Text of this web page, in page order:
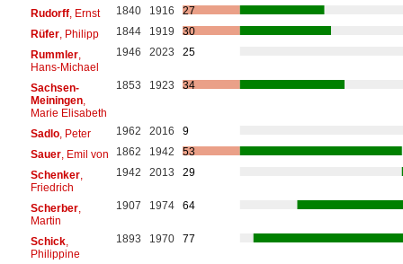
Rudorff, Ernst 1840 1916
27
Rüfer, Philipp 1844 1919
30
Rummler,
Hans-Michael
1946 2023 25
Sachsen-
Meiningen,
Marie Elisabeth
1853 1923 34
Sadlo, Peter 1962 2016
9
Sauer, Emil von 1862 1942
53
Schenker,
Friedrich
1942 2013 29
Scherber,
Martin
1907 1974 64
Schick,
Philippine
1893 1970 77